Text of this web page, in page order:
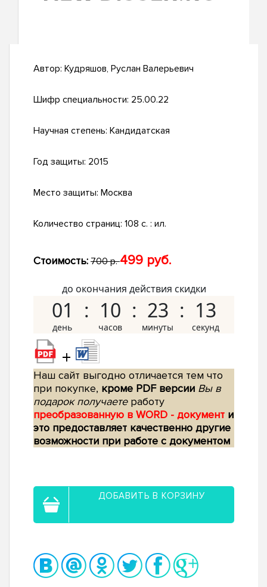
Автор: Кудряшов, Руслан Валерьевич
Шифр специальности: 25.00.22
Научная степень: Кандидатская
Год защиты: 2015
Место защиты: Москва
Количество страниц: 108 с. : ил.
Стоимость: 700 р.499 руб.
до окончания действия скидки
01 10 23 12
+
Наш сайт выгодно отличается тем что
при покупке, кроме PDF версии Вы в
подарок получаетеработу
преобразованную в WORD - документ и
это предоставляет качественно другие
возможности при работе с документом
ДОБАВИТЬ В КОРЗИНУ